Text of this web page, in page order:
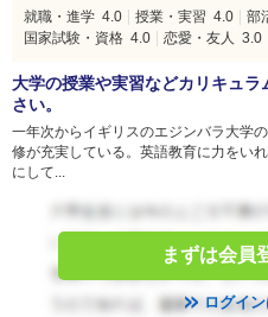
就職・進学 4.0 授業・実習 4.0 部
国家試験・資格 4.0 恋愛・友人 3.0
大学の授業や実習などカリキュ
さい。
一年次からイギリスのエジンバラ大学
修が充実している。英語教育に力をい
にして...
まずは会員
ログイ